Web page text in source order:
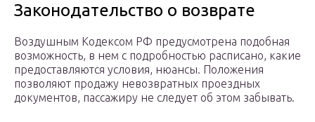
Законодательство о возврате
Воздушным Кодексом РФ предусмотрена подобная
возможность, в нем с подробностью расписано, какие
предоставляются условия, нюансы. Положения
позволяют продажу невозвратных проездных
документов, пассажиру не следует об этом забывать.